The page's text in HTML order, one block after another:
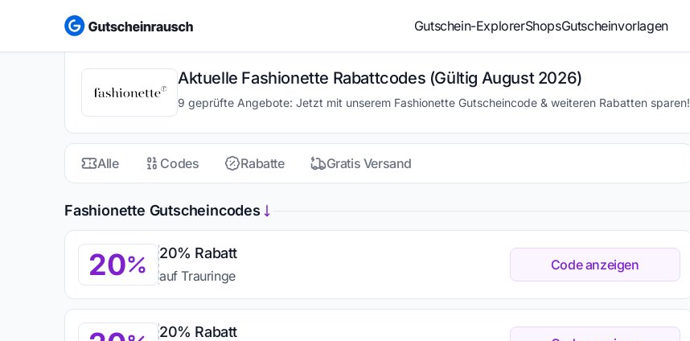
Gutschein-ExplorerShopsGutscheinvorlagen
Aktuelle Fashionette Rabattcodes (Gültig August 2026)
9 geprüfte Angebote: Jetzt mit unserem Fashionette Gutscheincode & weiteren Rabatten sparen!
Alle Codes Rabatte Gratis Versand
Fashionette Gutscheincodes
20 20% Rabatt
auf Trauringe
Code anzeigen
20% Rabatt